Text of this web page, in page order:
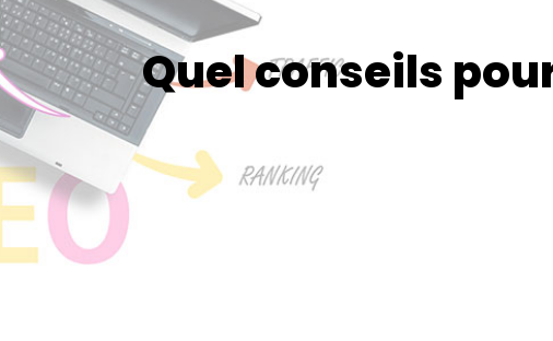
Quel conseils